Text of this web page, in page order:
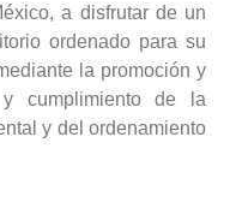
a disfrutar de un
ordenado para su
la promoción y
cumplimiento de la
y del ordenamiento